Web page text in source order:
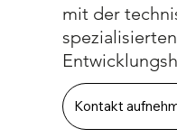
mit der
spezialisierten
Kontakt